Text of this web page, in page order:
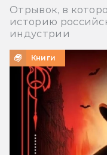
Отрывок, в
историю
индустрии
Книги